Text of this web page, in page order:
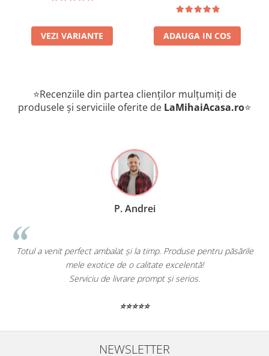
VEZI VARIANTE ADAUGA IN COS
⭐Recenziile din partea clienților mulțumiți de
produsele și serviciile oferite de LaMihaiAcasa.ro⭐
P. Andrei
Totul a venit perfect ambalat și la timp. Produse pentru păsările
mele exotice de o calitate excelentă!
Serviciu de livrare prompt și serios.
⭐⭐⭐⭐⭐
NEWSLETTER